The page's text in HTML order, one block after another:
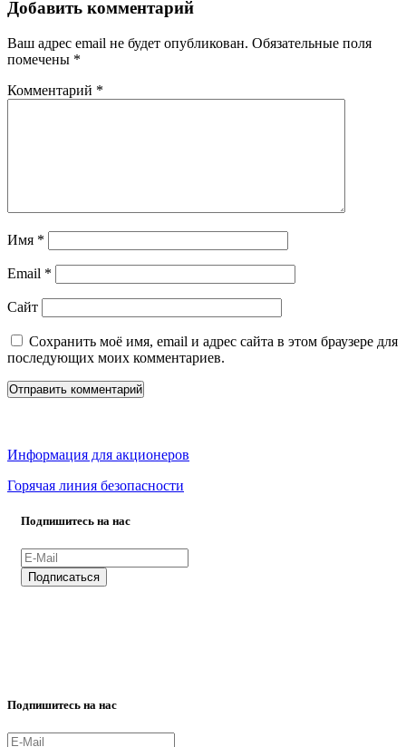
Добавить комментарий
Ваш адрес email не будет опубликован. Обязательные поля
помечены *
Комментарий *
Имя *
Email *
Сайт
Сохранить моё имя, email и адрес сайта в этом браузере для
последующих моих комментариев.
Информация для акционеров
Горячая линия безопасности
Подпишитесь на нас
Подпишитесь на нас